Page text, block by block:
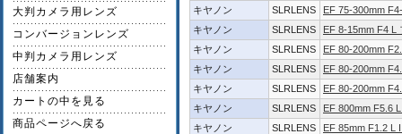
大判カメラ用レンズ
コンバージョンレンズ
中判カメラ用レンズ
店舗案内
カートの中を見る
商品ページへ戻る
キヤノン
SLRLENS
EF 75-300mm
キヤノン
SLRLENS
EF 8-15mm F4 L
キヤノン
SLRLENS
EF 80-200mm
キヤノン
SLRLENS
EF 80-200mm
キヤノン
SLRLENS
EF 80-200mm
キヤノン
SLRLENS
EF 800mm F5.6
キヤノン
SLRLENS
EF 85mm F1.2 L